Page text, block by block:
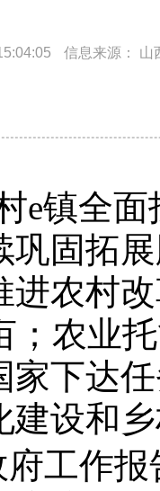
信息来源： 山
e镇全
巩固拓
进农村
；农业
家下达
建设和
府工作